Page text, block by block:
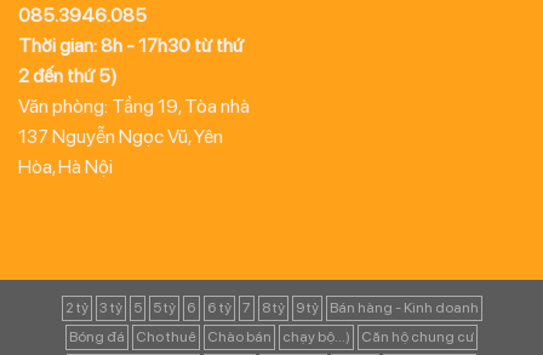
085.3946.085
Thời gian: 8h - 17h30 từ thứ
2 đến thứ 5)
Văn phòng: Tầng 19, Tòa nhà
137 Nguyễn Ngọc Vũ, Yên
Hòa, Hà Nội
2 tỷ 3 tỷ 5 5 tỷ 6 6 tỷ 7 8 tỷ 9 tỷ
Bán hàng - Kinh doanh
Bóng đá
Cho thuê Chào bán chạy bộ...)
Căn hộ chung cư